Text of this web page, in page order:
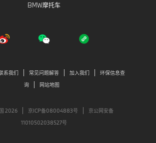
BMW摩托车
系我们 常见问题解答 加入我们
环保信息查
询
网站地图
2026 京ICP备08004883号
京公网安备
11010502038527号